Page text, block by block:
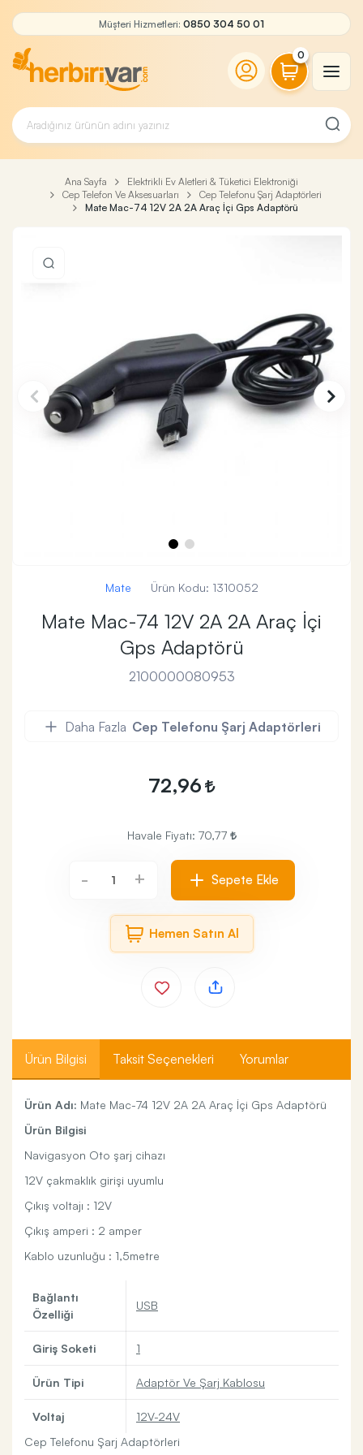
Müşteri Hizmetleri: 0850 304 50 01
0
Ana Sayfa
Elektrikli Ev Aletleri & Tüketici Elektroniği
Cep Telefon Ve Aksesuarları
Cep Telefonu Şarj Adaptörleri
Mate Mac-74 12V 2A 2A Araç İçi Gps Adaptörü
Mate Ürün Kodu: 1310052
Mate Mac-74 12V 2A 2A Araç İçi
Gps Adaptörü
2100000080953
Daha Fazla Cep Telefonu Şarj Adaptörleri
72,96
Havale Fiyatı: 70,77
- + Sepete Ekle
Hemen Satın Al
Ürün Bilgisi Taksit Seçenekleri Yorumlar
Ürün Adı: Mate Mac-74 12V 2A 2A Araç İçi Gps Adaptörü
Ürün Bilgisi
Navigasyon Oto şarj cihazı
12V çakmaklık girişi uyumlu
Çıkış voltajı : 12V
Çıkış amperi : 2 amper
Kablo uzunluğu : 1,5metre
Bağlantı
Özelliği
USB
Giriş Soketi 1
Ürün Tipi Adaptör Ve Şarj Kablosu
Voltaj
12V-24V
Cep Telefonu Şarj Adaptörleri